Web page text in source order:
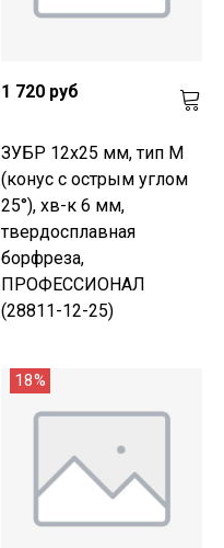
1 720 руб
ЗУБР 12х25 мм, тип M
(конус с острым углом
25°), хв-к 6 мм,
твердосплавная
борфреза,
ПРОФЕССИОНАЛ
(28811-12-25)
18%